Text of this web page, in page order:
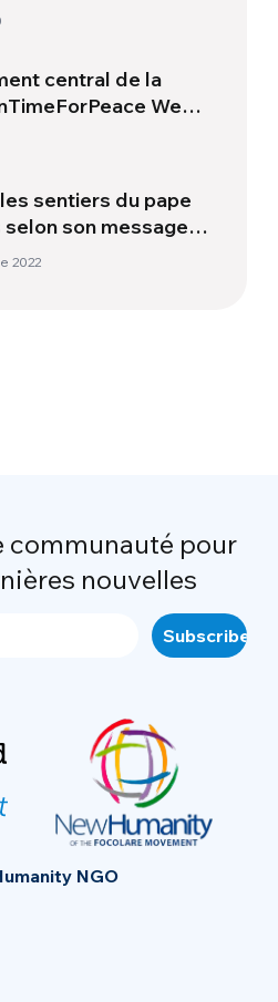
central de la
Web
les sentiers du pape
selon son message
Journée mondiale
2022
communauté pour
nouvelles
NGO